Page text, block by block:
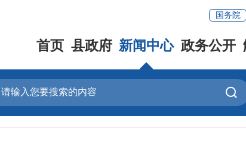
国务院
首页 县政府 新闻中心 政务公开